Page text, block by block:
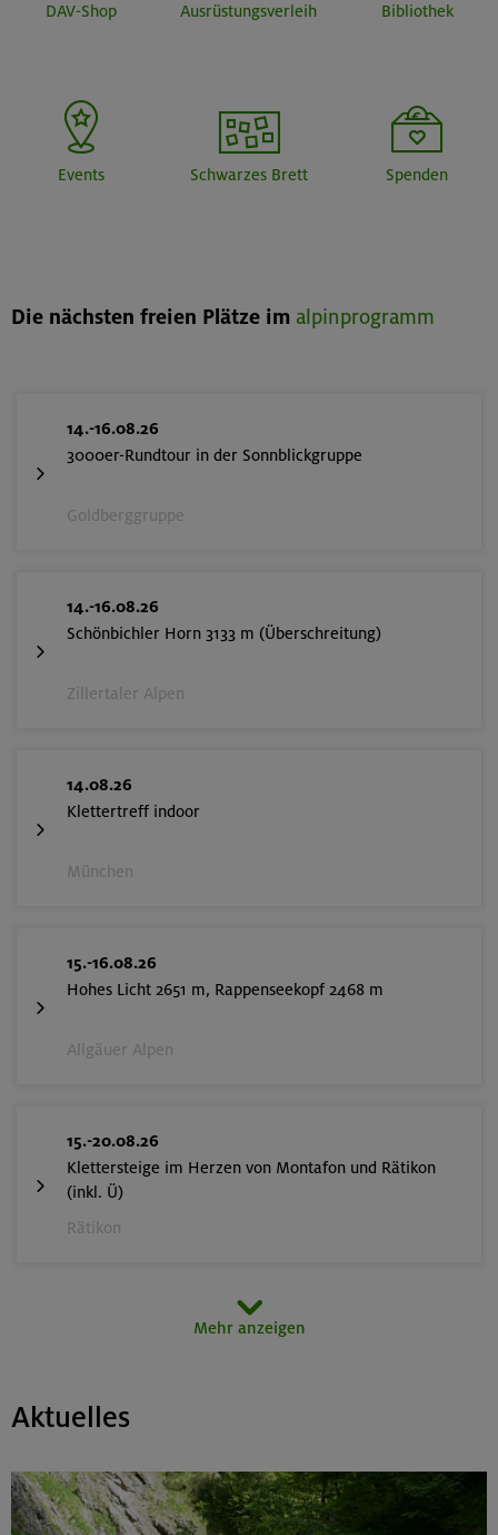
DAV-Shop Ausrüstungsverleih Bibliothek
Events Schwarzes Brett Spenden
Die nächsten freien Plätze im alpinprogramm
14.-16.08.26
3000er-Rundtour in der Sonnblickgruppe
Goldberggruppe
14.-16.08.26
Schönbichler Horn 3133 m (Überschreitung)
Zillertaler Alpen
14.08.26
Klettertreff indoor
München
15.-16.08.26
Hohes Licht 2651 m, Rappenseekopf 2468 m
Allgäuer Alpen
15.-20.08.26
Klettersteige im Herzen von Montafon und Rätikon
(inkl. Ü)
Rätikon
Chiemgauer Alpen
17.-21.08.26
Kinderkletterkurs für Anfänger im Altmühltal
Mehr anzeigen
Aktuelles